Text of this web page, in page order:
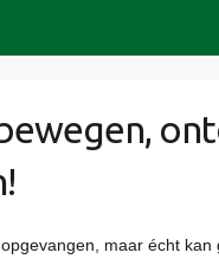
maar écht kan